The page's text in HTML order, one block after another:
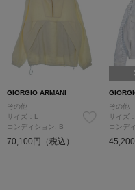
GIORGIO ARMANI
その他
サイズ：L
コンディション: B
70,100円（税込）
その他
サイズ
コンデ
45,200